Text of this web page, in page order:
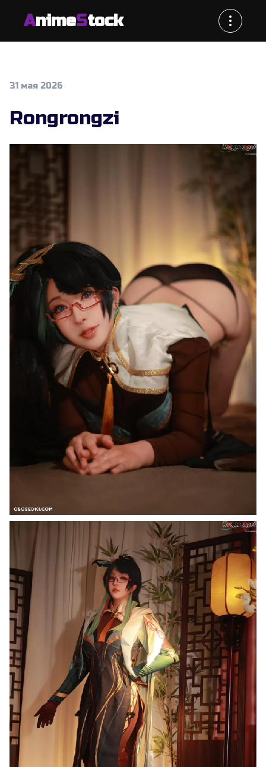
AnimeStock
31 мая 2026
Rongrongzi